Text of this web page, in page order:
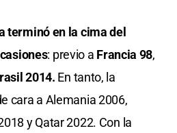
terminó en la cima del
: previo a Francia 98,
2014. En tanto, la
cara a Alemania 2006,
y Qatar 2022. Con la